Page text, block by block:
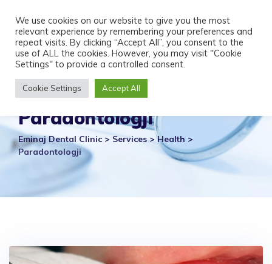
content
Paradontologji
Eminaj Dental Clinic > Services>Health >
Paradontologji
We use cookies on our website to give you the most
relevant experience by remembering your preferences and
repeat visits. By clicking “Accept All”, you consent to the
use of ALL the cookies. However, you may visit "Cookie
Settings" to provide a controlled consent.
Cookie Settings Accept All